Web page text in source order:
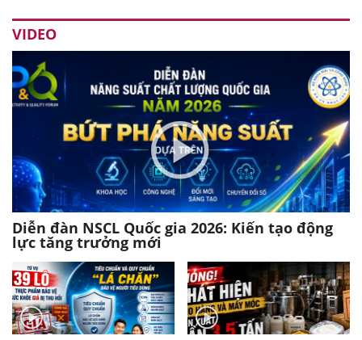
VIDEO
Diễn đàn NSCL Quốc gia 2026: Kiến tạo động
lực tăng trưởng mới